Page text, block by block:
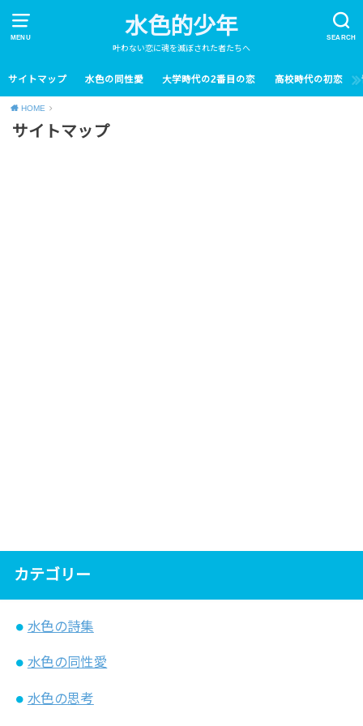
MENU SEARCH
水色的少年
叶わない恋に魂を滅ぼされた者たちへ
サイトマップ 水色の同性愛 大学時代の2番目の恋 高校時代の初恋
HOME
サイトマップ
カテゴリー
水色の詩集
水色の同性愛
水色の思考